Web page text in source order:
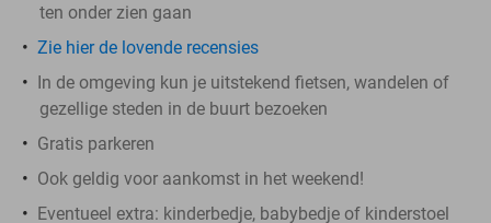
ten onder zien gaan
Zie hier de lovende recensies
In de omgeving kun je uitstekend fietsen, wandelen of
gezellige steden in de buurt bezoeken
Gratis parkeren
Ook geldig voor aankomst in het weekend!
Eventueel extra: kinderbedje, babybedje of kinderstoel